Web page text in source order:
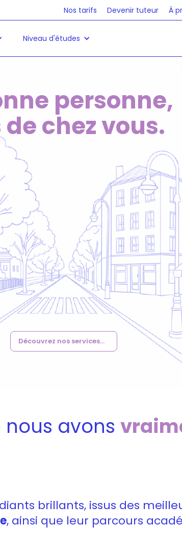
Nos tarifs Devenir tuteur À
Niveau d'études
personne,
de chez vous.
Découvrez nos services...
avons
brillants, issus des
, ainsi que leur parcours